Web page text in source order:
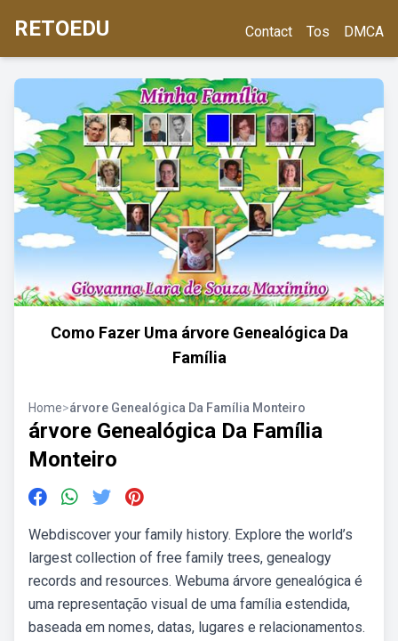
RETOEDU Contact Tos DMCA
Como Fazer Uma árvore Genealógica Da
Família
Home>árvore Genealógica Da Família Monteiro
árvore Genealógica Da Família
Monteiro
Webdiscover your family history. Explore the world’s
largest collection of free family trees, genealogy
records and resources. Webuma árvore genealógica é
uma representação visual de uma família estendida,
baseada em nomes, datas, lugares e relacionamentos.